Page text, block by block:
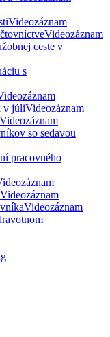
Videozáznam
Videozáznam
ceste v
s
v júliVideozáznam
Videozáznam
so sedavou
pracovného
Videozáznam
Videozáznam